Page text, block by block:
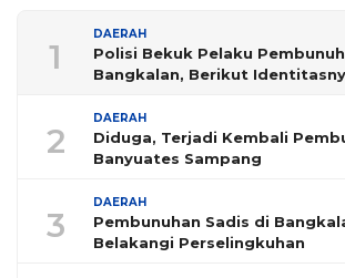
1
DAERAH
Polisi Bekuk Pelaku
Bangkalan, Berikut
2
DAERAH
Diduga, Terjadi Kembali
Banyuates Sampang
3
DAERAH
Pembunuhan Sadis di
Belakangi Perselingkuhan